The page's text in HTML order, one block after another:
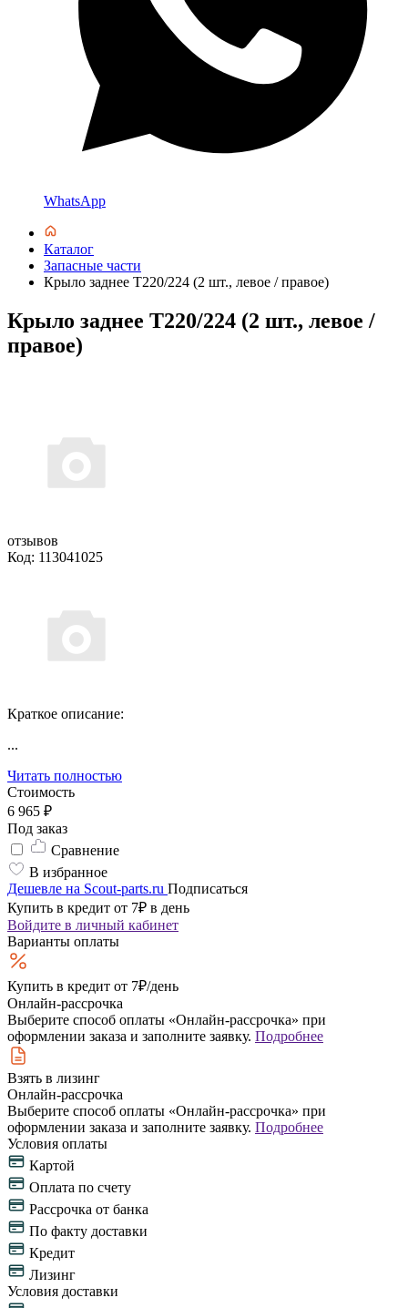
WhatsApp
Каталог
Запасные части
Крыло заднее T220/224 (2 шт., левое / правое)
Крыло заднее T220/224 (2 шт., левое /
правое)
отзывов
Код: 113041025
Краткое описание:
...
Читать полностью
Стоимость
6 965 ₽
Под заказ
Сравнение
В избранное
Дешевле на Scout-parts.ru Подписаться
Купить в кредит от 7₽ в день
Войдите в личный кабинет
Варианты оплаты
Купить в кредит от 7₽/день
Онлайн-рассрочка
Выберите способ оплаты «Онлайн-рассрочка» при
оформлении заказа и заполните заявку. Подробнее
Взять в лизинг
Онлайн-рассрочка
Выберите способ оплаты «Онлайн-рассрочка» при
оформлении заказа и заполните заявку. Подробнее
Условия оплаты
Картой
Оплата по счету
Рассрочка от банка
По факту доставки
Кредит
Лизинг
Условия доставки